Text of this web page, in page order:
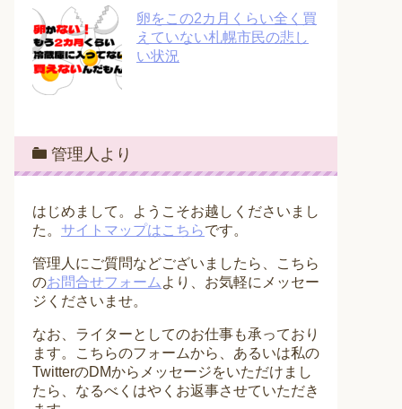
卵をこの2カ月くらい全く買
えていない札幌市民の悲し
い状況
管理人より
はじめまして。ようこそお越しくださいまし
た。 サイトマップはこちらです。
管理人にご質問などございましたら、こちら
のお問合せフォーム より、お気軽にメッセー
ジくださいませ。
なお、ライターとしてのお仕事も承っており
ます。こちらのフォームから、あるいは私の
TwitterのDMからメッセージをいただけまし
たら、なるべくはやくお返事させていただき